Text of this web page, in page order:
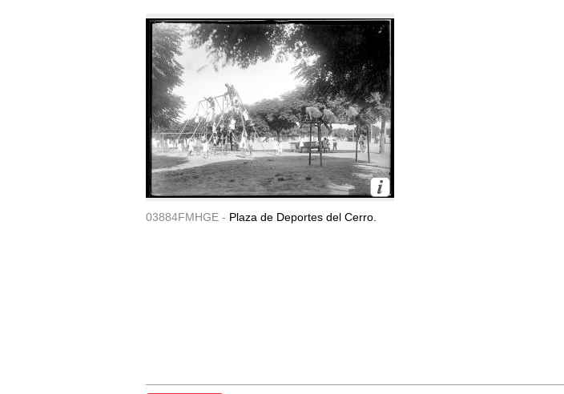
03884FMHGE - Plaza de Deportes del Cerro.